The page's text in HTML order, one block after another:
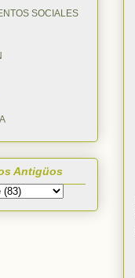
SOCIALES
Antigüos